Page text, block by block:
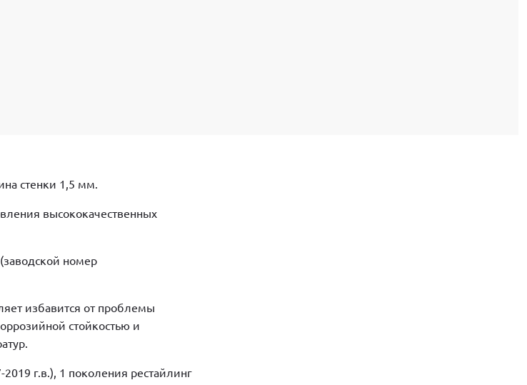
стенки 1,5 мм.
высококачественных
(заводской номер
избавится от проблемы
стойкостью и
г.в.), 1 поколения рестайлинг